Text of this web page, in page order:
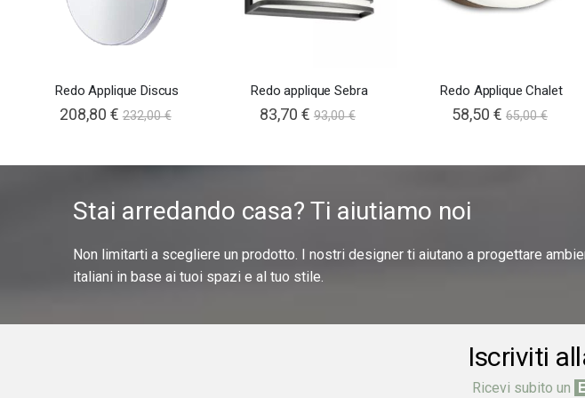
Redo Applique Discus
208,80 € 232,00 €
Redo applique Sebra
83,70 € 93,00 €
Redo Applique Chalet
58,50 € 65,00 €
Stai arredando casa? Ti aiutiamo noi
Non limitarti a scegliere un prodotto. I nostri designer ti aiutano a progettare
italiani in base ai tuoi spazi e al tuo stile.
Iscriviti
Ricevi subito un